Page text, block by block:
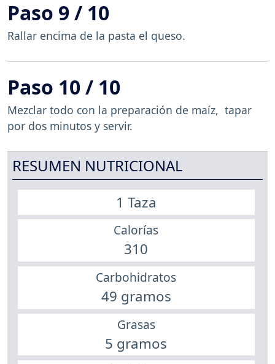
Paso 9 / 10
Rallar encima de la pasta el queso.
Paso 10 / 10
Mezclar todo con la preparación de maíz, tapar
por dos minutos y servir.
RESUMEN NUTRICIONAL
1 Taza
Calorías
310
Carbohidratos
49 gramos
Grasas
5 gramos